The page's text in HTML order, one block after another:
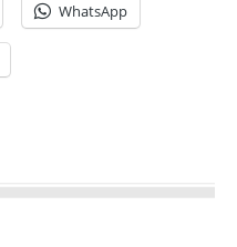
WhatsApp